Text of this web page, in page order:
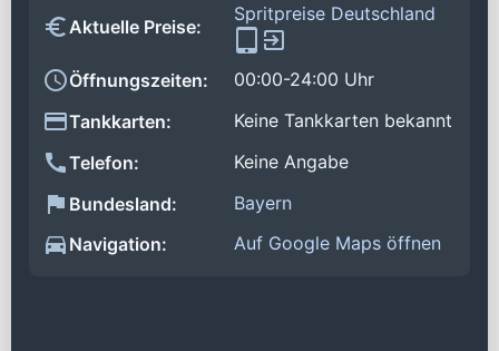
Aktuelle Preise:
Spritpreise Deutschland
Öffnungszeiten:
00:00-24:00 Uhr
Tankkarten:
Keine Tankkarten bekannt
Telefon:
Keine Angabe
Bundesland:
Bayern
Navigation:
Auf Google Maps öffnen